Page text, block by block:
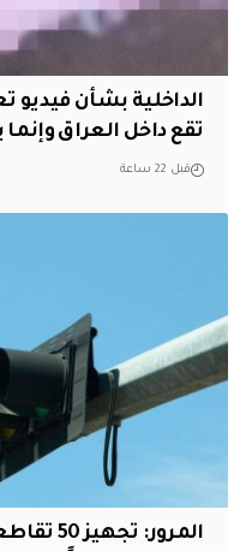
الداخلية بشأن فيديو
تقع داخل العراق وإنما
قبل 22 ساعة
المرور: